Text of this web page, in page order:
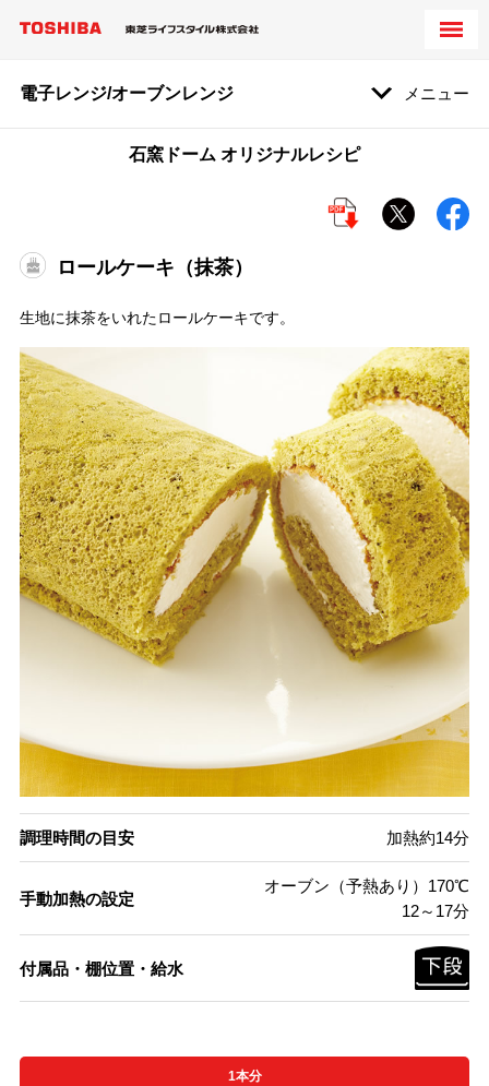
電子レンジ/オーブンレンジ メニュー
石窯ドーム オリジナルレシピ
ロールケーキ（抹茶）
生地に抹茶をいれたロールケーキです。
調理時間の目安 加熱約14分
手動加熱の設定
オーブン（予熱あり）170℃
12～17分
付属品・棚位置・給水
1本分